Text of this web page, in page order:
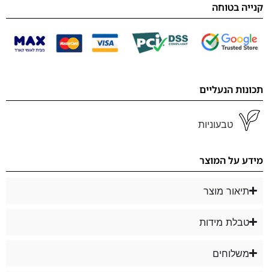
קנייה בטוחה
תכונות הנעליים
טבעוניות
מידע על המוצר
תיאור מוצר
טבלת מידות
משלוחים